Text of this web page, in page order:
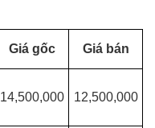
Giá gốc Giá bán
14,500,000 12,500,000